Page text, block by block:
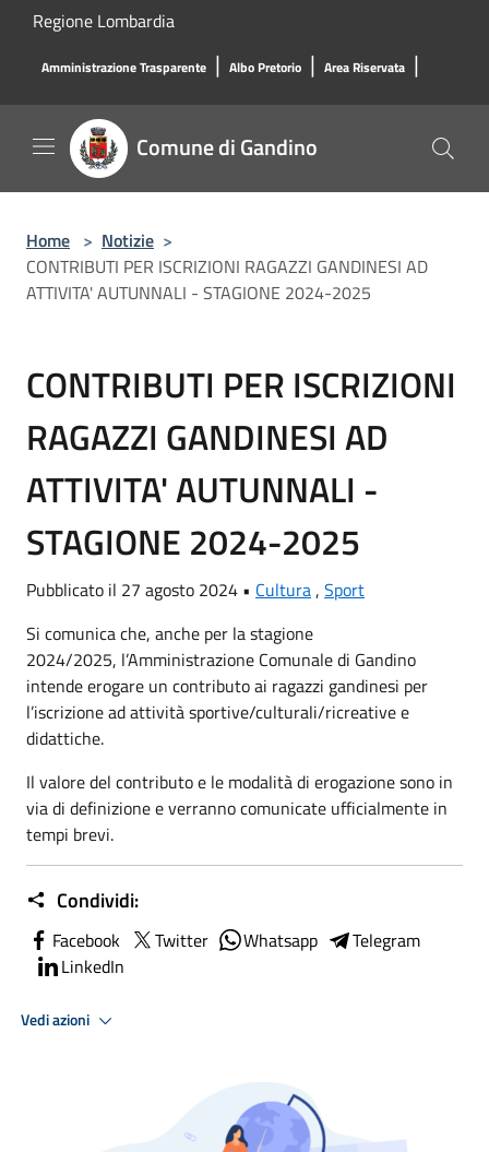
Salta al contenuto principale
Regione Lombardia
Amministrazione Trasparente | Albo Pretorio | Area Riservata |
Comune di Gandino
Home > Notizie >
CONTRIBUTI PER ISCRIZIONI RAGAZZI GANDINESI AD
ATTIVITA' AUTUNNALI - STAGIONE 2024-2025
CONTRIBUTI PER ISCRIZIONI
RAGAZZI GANDINESI AD
ATTIVITA' AUTUNNALI -
STAGIONE 2024-2025
Pubblicato il 27 agosto 2024 • Cultura, Sport
Si comunica che, anche per la stagione
2024/2025, l’Amministrazione Comunale di Gandino
intende erogare un contributo ai ragazzi gandinesi per
l’iscrizione ad attività sportive/culturali/ricreative e
didattiche.
Il valore del contributo e le modalità di erogazione sono in
via di definizione e verranno comunicate ufficialmente in
tempi brevi.
Condividi:
Facebook Twitter Whatsapp
Telegram
LinkedIn
Vedi azioni